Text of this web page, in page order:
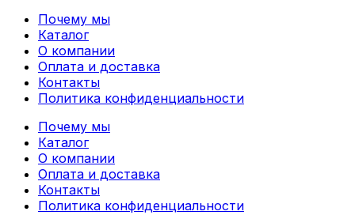
Почему мы
Каталог
О компании
Оплата и доставка
Контакты
Политика конфиденциальности
Почему мы
Каталог
О компании
Оплата и доставка
Контакты
Политика конфиденциальности